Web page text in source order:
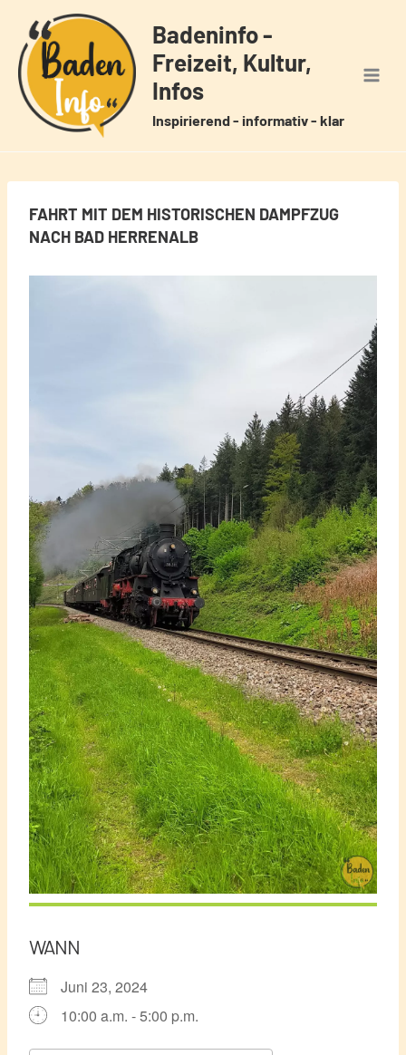
Inhalt
springen
Badeninfo -
Freizeit, Kultur,
Infos
Inspirierend - informativ - klar
FAHRT MIT DEM HISTORISCHEN DAMPFZUG
NACH BAD HERRENALB
WANN
Juni 23, 2024
10:00 a.m. - 5:00 p.m.